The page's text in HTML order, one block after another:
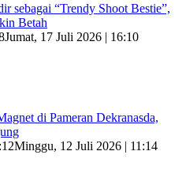
sebagai “Trendy Shoot Bestie”,
Betah
Jumat, 17 Juli 2026 | 16:10
di Pameran Dekranasda,
Minggu, 12 Juli 2026 | 11:14